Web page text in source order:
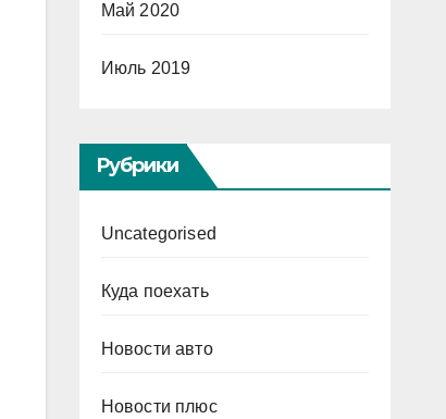
Май 2020
Июль 2019
Рубрики
Uncategorised
Куда поехать
Новости авто
Новости плюс